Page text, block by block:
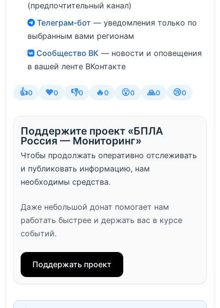
(предпочтительный канал)
Телеграм-бот — уведомления только по
выбранным вами регионам
Сообщество ВК — новости и оповещения
в вашей ленте ВКонтакте
👍0 ❤️0 👎0 🔥0 😮0 🙏0 😢0
Поддержите проект «БПЛА
Россия — Мониторинг»
Чтобы продолжать оперативно отслеживать
и публиковать информацию, нам
необходимы средства.
Даже небольшой донат помогает нам
работать быстрее и держать вас в курсе
событий.
Поддержать проект